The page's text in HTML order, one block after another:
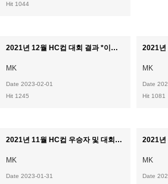
Hit 1044
2021년 12월 HC컵 대회 결과 *이의신청 반영*
MK
Date 2023-02-01
Hit 1245
MK
Date
Hit 1081
2021년 11월 HC컵 우승자 및 대회결과
MK
Date 2023-01-31
MK
Date